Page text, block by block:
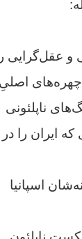
و عقل‌گرایی
اصلیِ
ناپلئونی
ایران را در
اسپانیا